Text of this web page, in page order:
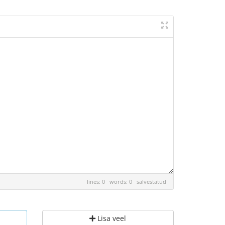
lines: 0 words: 0 salvestatud
Lisa veel